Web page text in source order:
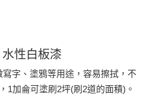
水性白板漆
字、塗鴉等用途，容易擦拭，不
1加侖可塗刷2坪(刷2道的面積)。